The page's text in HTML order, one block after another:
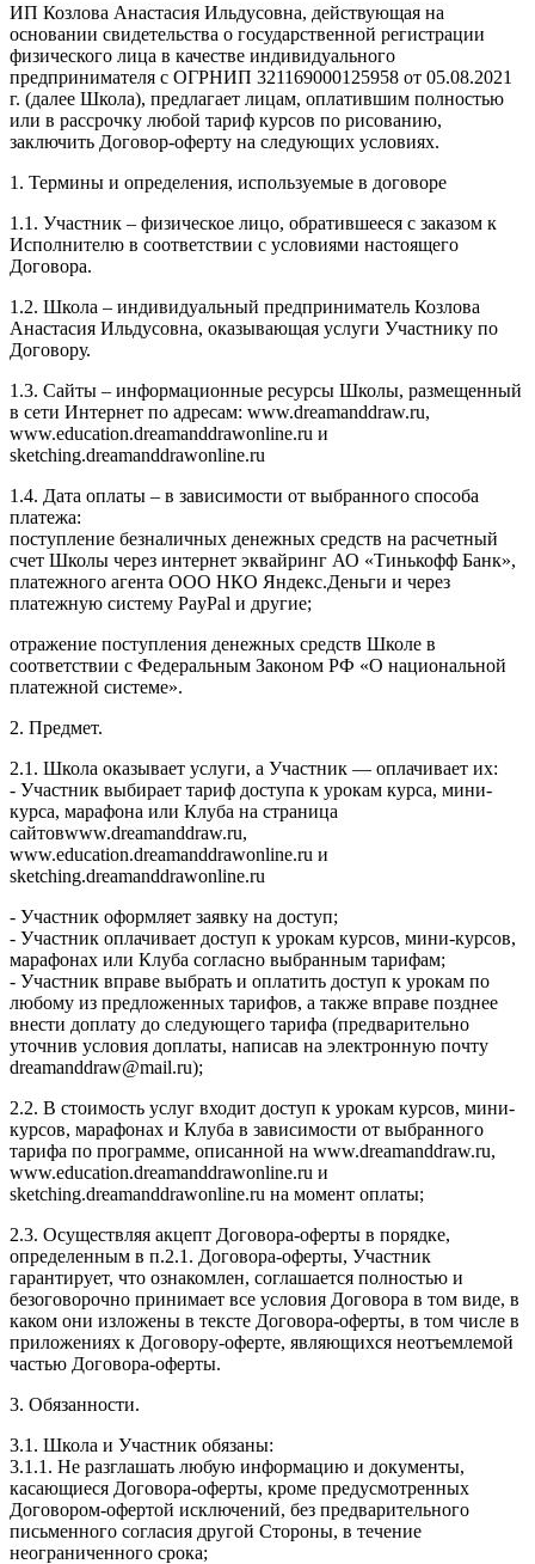
ИП Козлова Анастасия Ильдусовна, действующая на
основании свидетельства о государственной регистрации
физического лица в качестве индивидуального
предпринимателя с ОГРНИП 321169000125958 от 05.08.2021
г. (далее Школа), предлагает лицам, оплатившим полностью
или в рассрочку любой тариф курсов по рисованию,
заключить Договор-оферту на следующих условиях.
1. Термины и определения, используемые в договоре
1.1. Участник – физическое лицо, обратившееся с заказом к
Исполнителю в соответствии с условиями настоящего
Договора.
1.2. Школа – индивидуальный предприниматель Козлова
Анастасия Ильдусовна, оказывающая услуги Участнику по
Договору.
1.3. Сайты – информационные ресурсы Школы, размещенный
в сети Интернет по адресам: www.dreamanddraw.ru,
www.education.dreamanddrawonline.ru и
sketching.dreamanddrawonline.ru
1.4. Дата оплаты – в зависимости от выбранного способа
платежа:
поступление безналичных денежных средств на расчетный
счет Школы через интернет эквайринг АО «Тинькофф Банк»,
платежного агента ООО НКО Яндекс.Деньги и через
платежную систему PayPal и другие;
отражение поступления денежных средств Школе в
соответствии с Федеральным Законом РФ «О национальной
платежной системе».
2. Предмет.
2.1. Школа оказывает услуги, а Участник — оплачивает их:
- Участник выбирает тариф доступа к урокам курса, мини-
курса, марафона или Клуба на страница
сайтовwww.dreamanddraw.ru,
www.education.dreamanddrawonline.ru и
sketching.dreamanddrawonline.ru
- Участник оформляет заявку на доступ;
- Участник оплачивает доступ к урокам курсов, мини-курсов,
марафонах или Клуба согласно выбранным тарифам;
- Участник вправе выбрать и оплатить доступ к урокам по
любому из предложенных тарифов, а также вправе позднее
внести доплату до следующего тарифа (предварительно
уточнив условия доплаты, написав на электронную почту
dreamanddraw@mail.ru);
2.2. В стоимость услуг входит доступ к урокам курсов, мини-
курсов, марафонах и Клуба в зависимости от выбранного
тарифа по программе, описанной на www.dreamanddraw.ru,
www.education.dreamanddrawonline.ru и
sketching.dreamanddrawonline.ru на момент оплаты;
2.3. Осуществляя акцепт Договора-оферты в порядке,
определенным в п.2.1. Договора-оферты, Участник
гарантирует, что ознакомлен, соглашается полностью и
безоговорочно принимает все условия Договора в том виде, в
каком они изложены в тексте Договора-оферты, в том числе в
приложениях к Договору-оферте, являющихся неотъемлемой
частью Договора-оферты.
3. Обязанности.
3.1. Школа и Участник обязаны:
3.1.1. Не разглашать любую информацию и документы,
касающиеся Договора-оферты, кроме предусмотренных
Договором-офертой исключений, без предварительного
письменного согласия другой Стороны, в течение
неограниченного срока;